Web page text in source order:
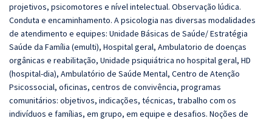
projetivos, psicomotores e nível intelectual. Observação lúdica.
Conduta e encaminhamento. A psicologia nas diversas modalidades
de atendimento e equipes: Unidade Básicas de Saúde/ Estratégia
Saúde da Família (emulti), Hospital geral, Ambulatorio de doenças
orgânicas e reabilitação, Unidade psiquiátrica no hospital geral, HD
(hospital-dia), Ambulatório de Saúde Mental, Centro de Atenção
Psicossocial, oficinas, centros de convivência, programas
comunitários: objetivos, indicações, técnicas, trabalho com os
indivíduos e famílias, em grupo, em equipe e desafios. Noções de